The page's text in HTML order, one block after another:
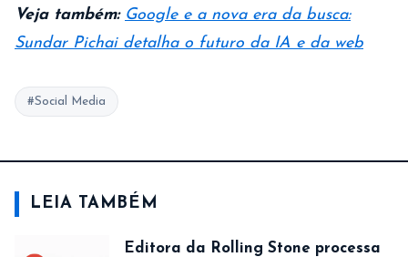
Veja também: Google e a nova era da busca:
Sundar Pichai detalha o futuro da IA e da web
#Social Media
LEIA TAMBÉM
Editora da Rolling Stone processa